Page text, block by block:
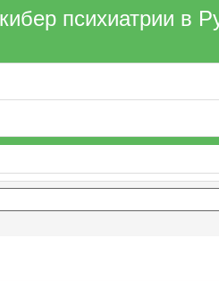
психиатрии в